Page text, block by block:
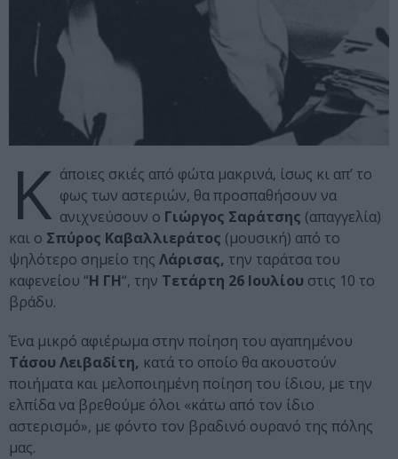
Κ άποιες σκιές από φώτα μακρινά, ίσως κι απ’ το
φως των αστεριών, θα προσπαθήσουν να
ανιχνεύσουν ο Γιώργος Σαράτσης (απαγγελία)
και ο Σπύρος Καβαλλιεράτος (μουσική) από το
ψηλότερο σημείο της Λάρισας, την ταράτσα του
καφενείου “Η ΓΗ“, την Τετάρτη 26 Ιουλίου στις 10 το
βράδυ.
Ένα μικρό αφιέρωμα στην ποίηση του αγαπημένου
Τάσου Λειβαδίτη, κατά το οποίο θα ακουστούν
ποιήματα και μελοποιημένη ποίηση του ίδιου, με την
ελπίδα να βρεθούμε όλοι «κάτω από τον ίδιο
αστερισμό», με φόντο τον βραδινό ουρανό της πόλης
μας.